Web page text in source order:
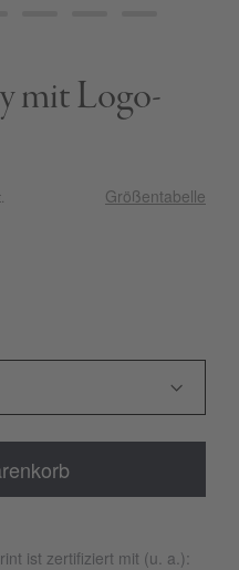
mit Logo-
Größentabelle
ist zertifiziert mit (u. a.):